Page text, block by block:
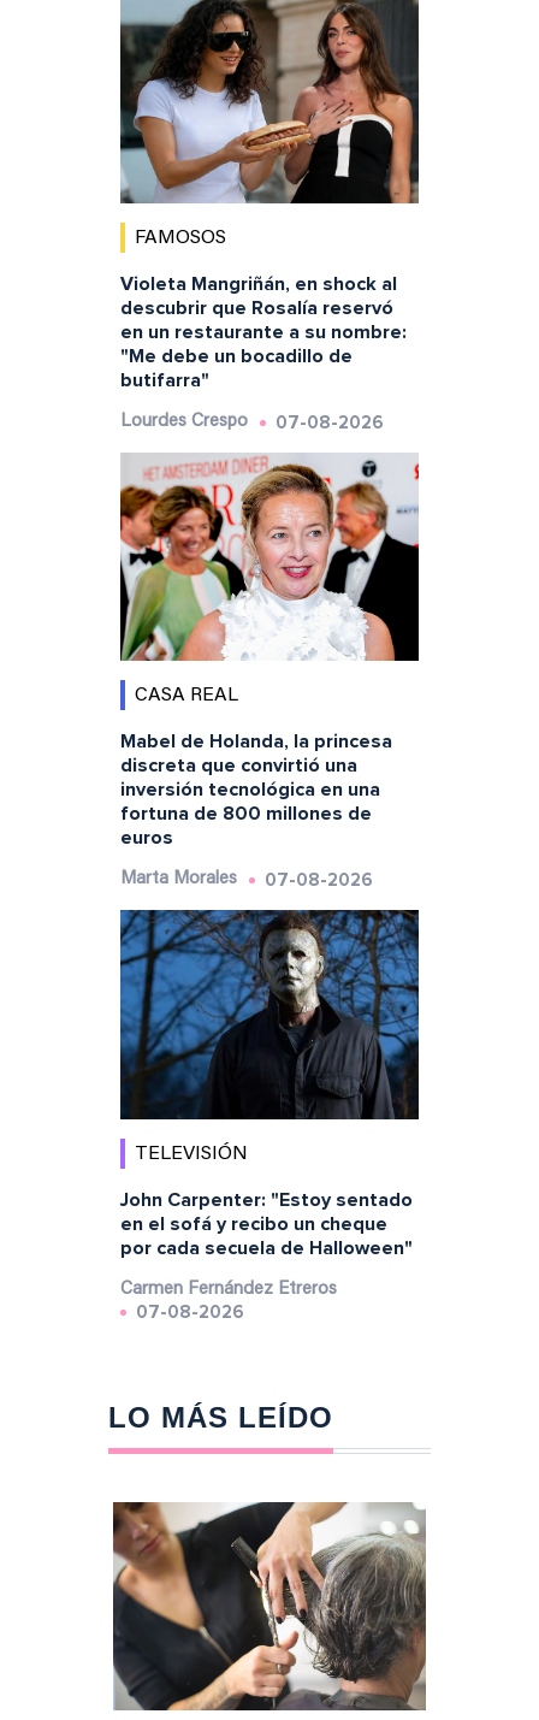
FAMOSOS
Violeta Mangriñán, en shock al
descubrir que Rosalía reservó
en un restaurante a su nombre:
"Me debe un bocadillo de
butifarra"
Lourdes Crespo 07-08-2026
CASA REAL
Mabel de Holanda, la princesa
discreta que convirtió una
inversión tecnológica en una
fortuna de 800 millones de
euros
Marta Morales 07-08-2026
TELEVISIÓN
John Carpenter: "Estoy sentado
en el sofá y recibo un cheque
por cada secuela de Halloween"
Carmen Fernández Etreros
07-08-2026
LO MÁS LEÍDO